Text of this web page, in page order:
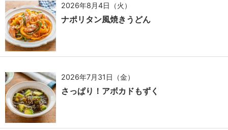
2026年8月4日（火）
ナポリタン風焼きうどん
2026年7月31日（金）
さっぱり！アボカドもずく